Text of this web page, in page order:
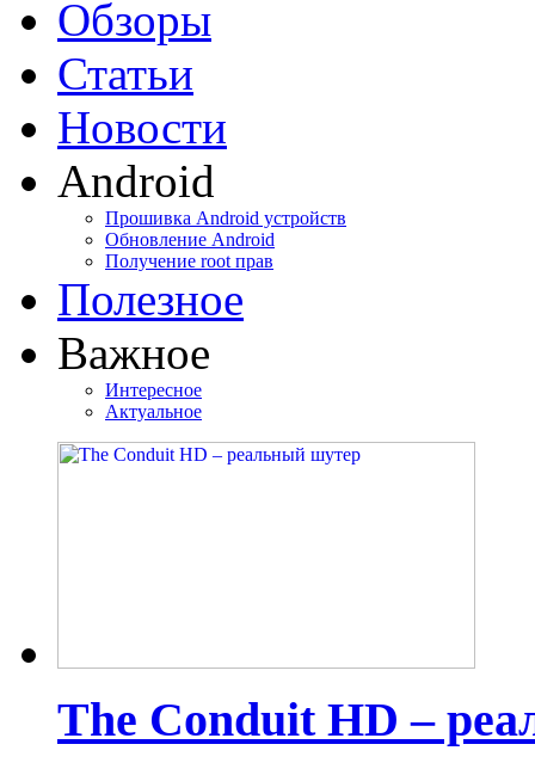
Обзоры
Статьи
Новости
Android
Прошивка Android устройств
Обновление Android
Получение root прав
Полезное
Важное
Интересное
Актуальное
The Conduit HD –